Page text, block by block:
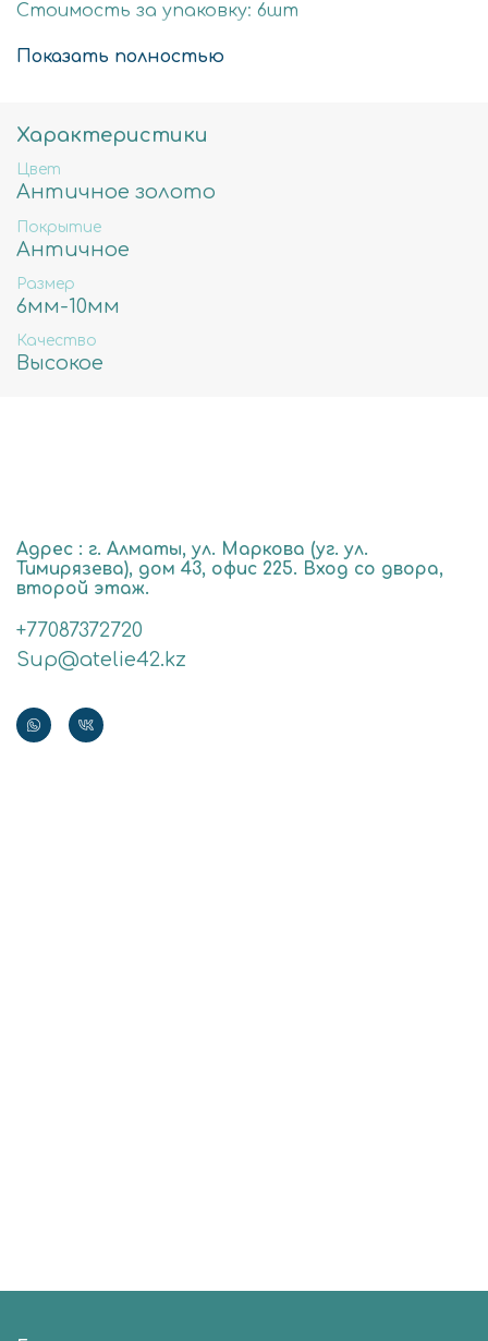
Стоимость за упаковку: 6шт
Цвет: античное золото
Состав: Латунь высокого качества
Не содержит свинца, никеля и кадмия.
Показать полностью
Характеристики
Цвет
Античное золото
Покрытие
Античное
Размер
6мм-10мм
Качество
Высокое
Адрес : г. Алматы, ул. Маркова (уг. ул.
Тимирязева), дом 43, офис 225. Вход со двора,
второй этаж.
+77087372720
Sup@atelie42.kz